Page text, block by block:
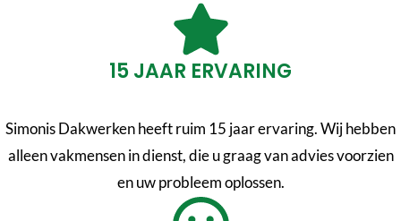
15 JAAR ERVARING
Simonis Dakwerken heeft ruim 15 jaar ervaring. Wij hebben
alleen vakmensen in dienst, die u graag van advies voorzien
en uw probleem oplossen.